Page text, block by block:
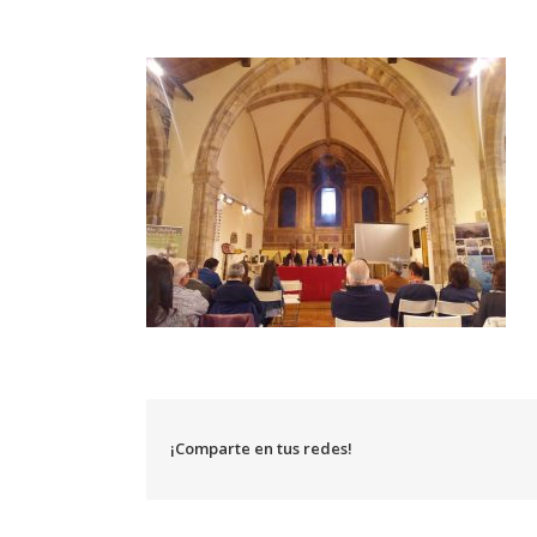
¡Comparte en tus redes!